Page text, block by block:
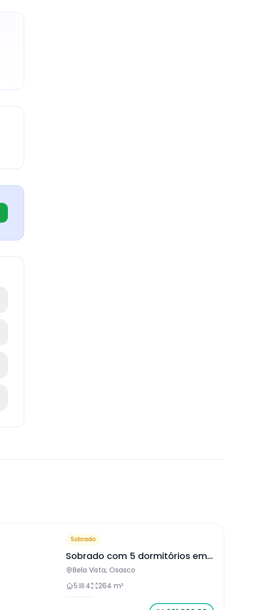
Sobrado
Sobrado com 5 dormitórios em
Osasco
Bela Vista, Osasco
5
4 264 m²